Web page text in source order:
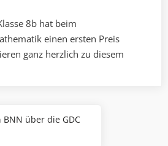
8b hat beim
einen ersten Preis
ganz herzlich zu diesem
über die GDC